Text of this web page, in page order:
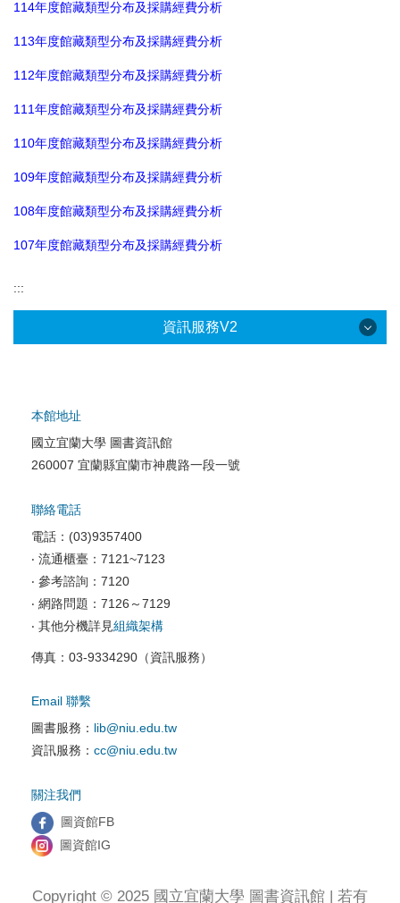
114年度館藏類型分布及採購經費分析
113年度館藏類型分布及採購經費分析
112年度館藏類型分布及採購經費分析
111年度館藏類型分布及採購經費分析
110年度館藏類型分布及採購經費分析
109年度館藏類型分布及採購經費分析
108年度館藏類型分布及採購經費分析
107年度館藏類型分布及採購經費分析
:::
資訊服務V2
校園網路服務
校園資訊安全
電腦教室相關
資訊服務申請
本館地址
國立宜蘭大學 圖書資訊館
260007 宜蘭縣宜蘭市神農路一段一號
聯絡電話
電話：(03)9357400
‧ 流通櫃臺：7121~7123
‧ 參考諮詢：7120
‧ 網路問題：7126～7129
‧ 其他分機詳見組織架構
傳真：03-9334290（資訊服務）
Email 聯繫
圖書服務： lib@niu.edu.tw
資訊服務： cc@niu.edu.tw
關注我們
圖資館FB
圖資館IG
Copyright © 2025 國立宜蘭大學 圖書資訊館 | 若有